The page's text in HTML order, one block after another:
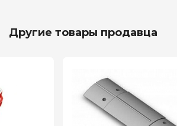
Другие товары продавца